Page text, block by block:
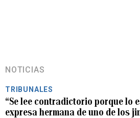
NOTICIAS
TRIBUNALES
“Se lee contradictorio porque lo
expresa hermana de uno de los